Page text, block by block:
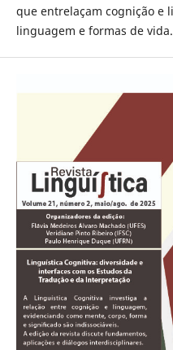
que entrelaçam cognição e
linguagem e formas de vida.